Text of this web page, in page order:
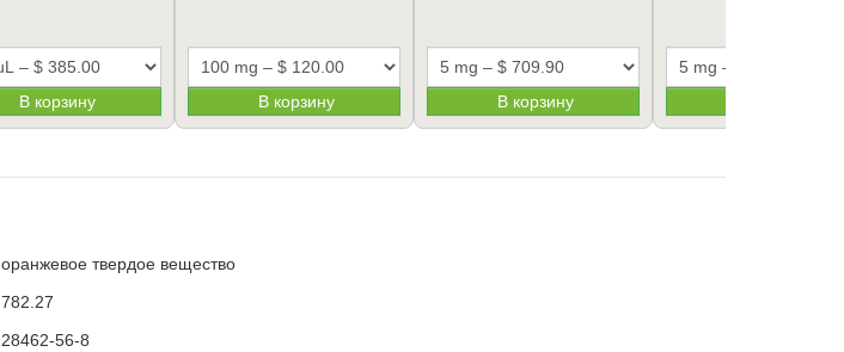
В корзину В корзину В корзину
оранжевое твердое вещество
782.27
28462-56-8